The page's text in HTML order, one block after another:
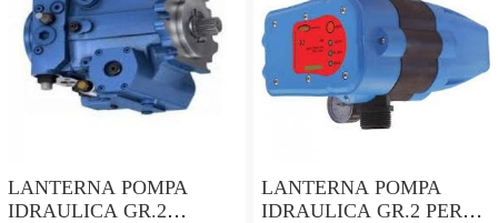
LANTERNA POMPA
IDRAULICA GR.2
LANTERNA POMPA
IDRAULICA GR.2 PER